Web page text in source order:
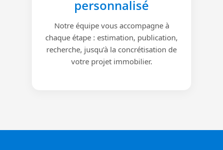
personnalisé
Notre équipe vous accompagne à
chaque étape : estimation, publication,
recherche, jusqu’à la concrétisation de
votre projet immobilier.